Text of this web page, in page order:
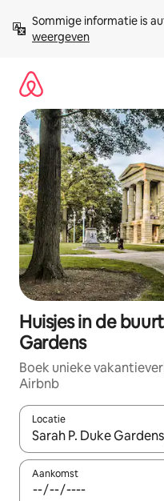
direct
naar
Sommige informatie is
weergeven
Huisjes in de
Gardens
Boek unieke
Airbnb
Locatie
Wanneer er suggesties
Aankomst